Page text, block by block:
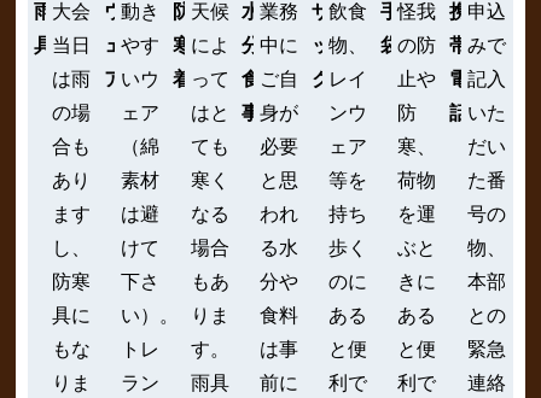
雨
具
大会
当日
は雨
の場
合も
あり
ます
し、
防寒
具に
もな
りま
ウ
ェ
ア
動き
やす
いウ
ェア
（綿
素材
は避
けて
下さ
い）。
トレ
ラン
防
寒
着
天候
によ
って
はと
ても
寒く
なる
場合
もあ
りま
す。
雨具
水
分、
食
事
業務
中に
ご自
身が
必要
と思
われ
る水
分や
食料
は事
前に
ザ
ッ
ク
飲食
物、
レイ
ンウ
ェア
等を
持ち
歩く
のに
ある
と便
利で
手
袋
怪我
の防
止や
防
寒、
荷物
を運
ぶと
きに
ある
と便
利で
携
帯
電
話
申込
みで
記入
いた
だい
た番
号の
物、
本部
との
緊急
連絡